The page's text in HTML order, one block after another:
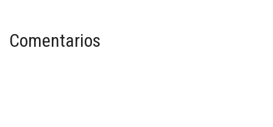
Comentarios